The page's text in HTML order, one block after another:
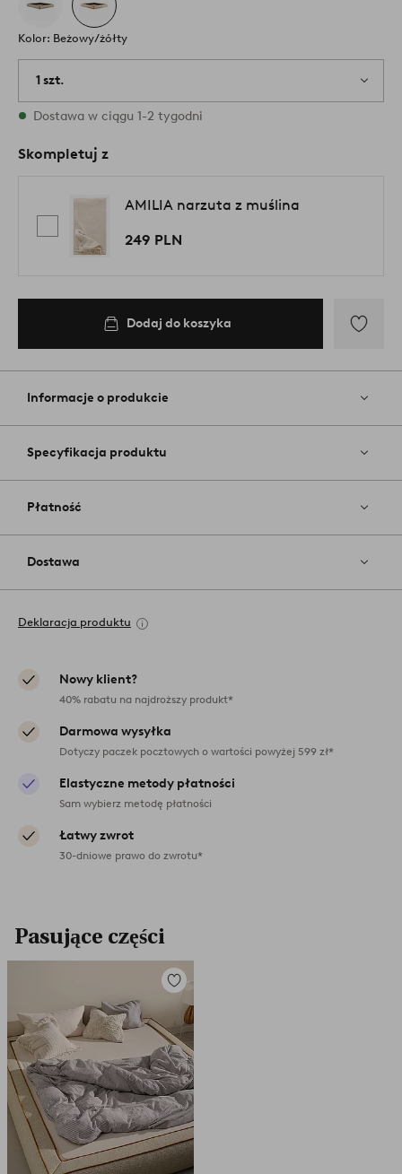
Kolor: Beżowy/żółty
1 szt.
W magazynie
Dostawa w ciągu 1-2 tygodni
Skompletuj z
AMILIA narzuta z muślina
249 PLN
Dodaj do koszyka
do
Informacje o produkcie
Specyfikacja produktu
Płatność
Dostawa
Deklaracja produktu
Nowy klient?
40% rabatu na najdroższy produkt*
Darmowa wysyłka
Dotyczy paczek pocztowych o wartości powyżej 599 zł*
Elastyczne metody płatności
Sam wybierz metodę płatności
Łatwy zwrot
30-dniowe prawo do zwrotu*
Pasujące części
Dodaj
ulubionych